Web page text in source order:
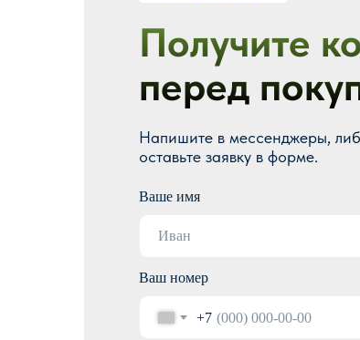
Получите
перед
Ваше имя
Ваш номер
+7
Напишите в мессенджеры,
оставьте заявку в форме.